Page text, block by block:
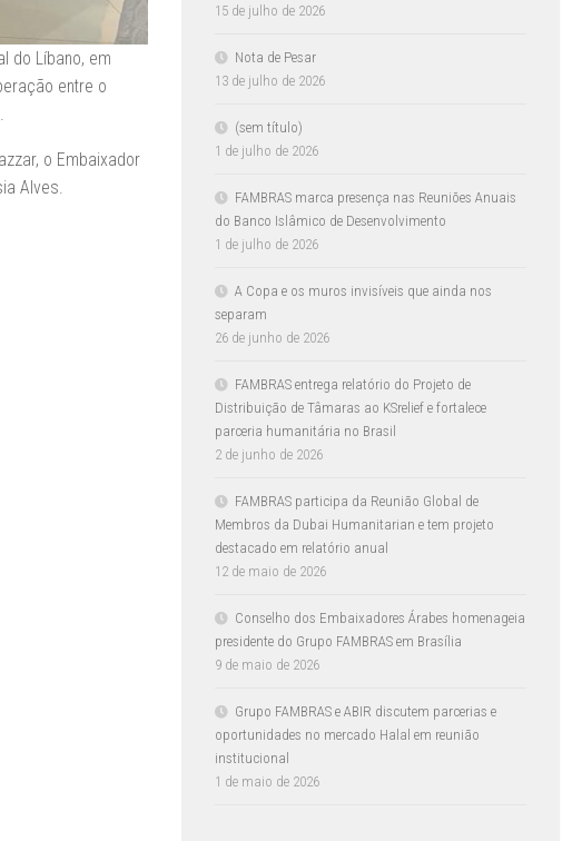
do Líbano, em
entre o
o Embaixador
Alves.
15 de julho de 2026
Nota de Pesar
13 de julho de 2026
(sem título)
1 de julho de 2026
FAMBRAS marca presença nas Reuniões Anuais
do Banco Islâmico de Desenvolvimento
1 de julho de 2026
A Copa e os muros invisíveis que ainda nos
separam
26 de junho de 2026
FAMBRAS entrega relatório do Projeto de
Distribuição de Tâmaras ao KSrelief e fortalece
parceria humanitária no Brasil
2 de junho de 2026
FAMBRAS participa da Reunião Global de
Membros da Dubai Humanitarian e tem projeto
destacado em relatório anual
12 de maio de 2026
Conselho dos Embaixadores Árabes homenageia
presidente do Grupo FAMBRAS em Brasília
9 de maio de 2026
Grupo FAMBRAS e ABIR discutem parcerias e
oportunidades no mercado Halal em reunião
institucional
1 de maio de 2026